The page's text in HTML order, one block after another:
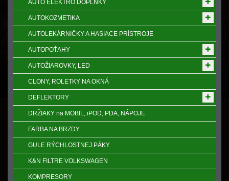
AUTO ELEKTRO DOPLNKY
AUTOKOZMETIKA
AUTOLEKÁRNIČKY A HASIACE PRÍSTROJE
AUTOPOŤAHY
AUTOŽIAROVKY, LED
CLONY, ROLETKY NA OKNÁ
DEFLEKTORY
DRŽIAKY na MOBIL, iPOD, PDA, NÁPOJE
FARBA NA BRZDY
GULE RÝCHLOSTNEJ PÁKY
K&N FILTRE VOLKSWAGEN
KOMPRESORY